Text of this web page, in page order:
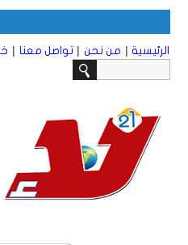
الرئيسية | من نحن | تواصل معنا |